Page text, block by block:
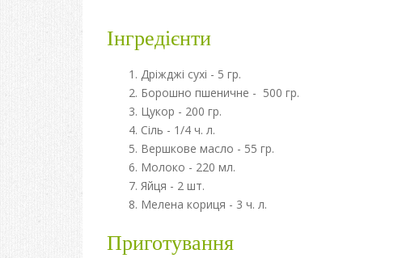
Інгредієнти
Дріжджі сухі - 5 гр.
Борошно пшеничне - 500 гр.
Цукор - 200 гр.
Сіль - 1/4 ч. л.
Вершкове масло - 55 гр.
Молоко - 220 мл.
Яйця - 2 шт.
Мелена кориця - 3 ч. л.
Приготування